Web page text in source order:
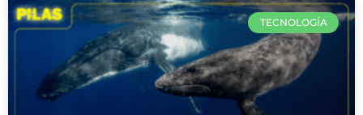
QUIÉNES SOMOS
CONTACTO
TECNOLOGÍA